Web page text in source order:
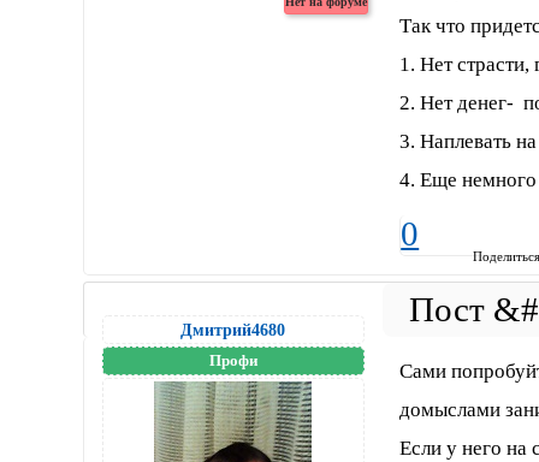
Так что
1. Нет страсти,
2. Нет денег-
3. Наплевать
4. Еще немного
0
Дмитрий4680
Профи
Сами
домыслами
Если у него на